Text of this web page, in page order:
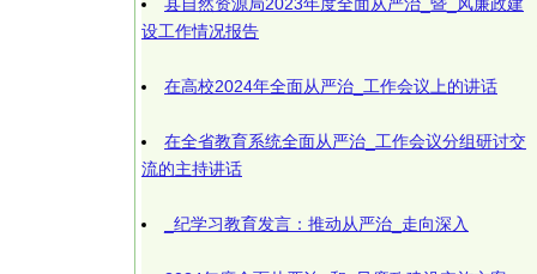
设工作情况报告
在高校2024年全面从严治_工作会议上的讲话
在全省教育系统全面从严治_工作会议分组研讨交
流的主持讲话
_纪学习教育发言：推动从严治_走向深入